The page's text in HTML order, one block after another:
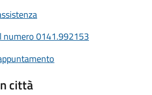
numero 0141.992153
città